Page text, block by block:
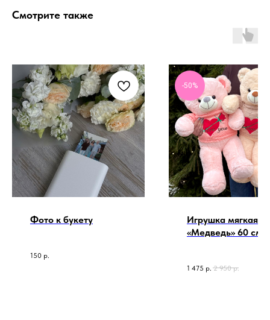
Смотрите также
Фото к букету
150 р.
-50%
Игрушка мягкая
«Медведь» 60 см
1 475 р. 2 950 р.